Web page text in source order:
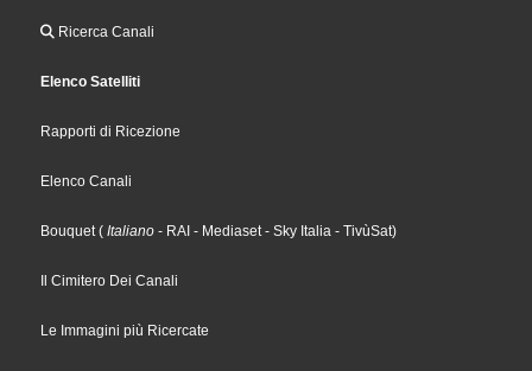
Ricerca Canali
Elenco Satelliti
Rapporti di Ricezione
Elenco Canali
Bouquet( Italiano - RAI - Mediaset- Sky Italia - TivùSat)
Il Cimitero Dei Canali
Le Immagini più Ricercate